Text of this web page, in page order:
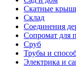
Скатные
Склад
Соединения
Сопромат для
Сруб
Трубы и
Электрика и